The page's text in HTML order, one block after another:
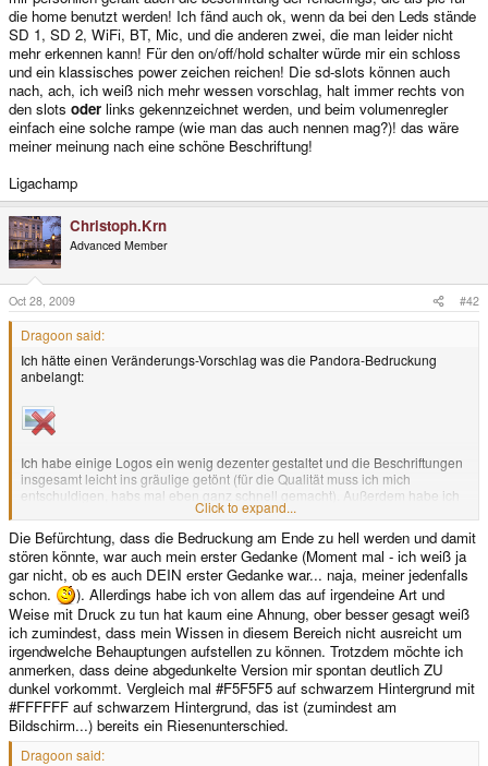
die home benutzt werden! Ich fänd auch ok, wenn da bei den Leds stände
SD 1, SD 2, WiFi, BT, Mic, und die anderen zwei, die man leider nicht
mehr erkennen kann! Für den on/off/hold schalter würde mir ein schloss
und ein klassisches power zeichen reichen! Die sd-slots können auch
nach, ach, ich weiß nich mehr wessen vorschlag, halt immer rechts von
den slots oder links gekennzeichnet werden, und beim volumenregler
einfach eine solche rampe (wie man das auch nennen mag?)! das wäre
meiner meinung nach eine schöne Beschriftung!
Ligachamp
Christoph.Krn
Advanced Member
Oct 28, 2009 #42
Dragoon said:
Ich hätte einen Veränderungs-Vorschlag was die Pandora-Bedruckung
anbelangt:
Ich habe einige Logos ein wenig dezenter gestaltet und die Beschriftungen
insgesamt leicht ins gräulige getönt (für die Qualität muss ich mich
entschuldigen, habs mal eben ganz schnell gemacht). Außerdem habe ich
die Bezeichnung für den 2. SD-Slot nach rechts verschoben. Einige dieser
Click to expand...
Die Befürchtung, dass die Bedruckung am Ende zu hell werden und damit
stören könnte, war auch mein erster Gedanke (Moment mal - ich weiß ja
gar nicht, ob es auch DEIN erster Gedanke war... naja, meiner jedenfalls
schon.
). Allerdings habe ich von allem das auf irgendeine Art und
Weise mit Druck zu tun hat kaum eine Ahnung, ober besser gesagt weiß
ich zumindest, dass mein Wissen in diesem Bereich nicht ausreicht um
irgendwelche Behauptungen aufstellen zu können. Trotzdem möchte ich
anmerken, dass deine abgedunkelte Version mir spontan deutlich ZU
dunkel vorkommt. Vergleich mal #F5F5F5 auf schwarzem Hintergrund mit
#FFFFFF auf schwarzem Hintergrund, das ist (zumindest am
Bildschirm...) bereits ein Riesenunterschied.
Dragoon said: